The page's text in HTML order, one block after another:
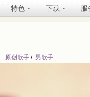
特色 下载 服
原创歌手 / 男歌手